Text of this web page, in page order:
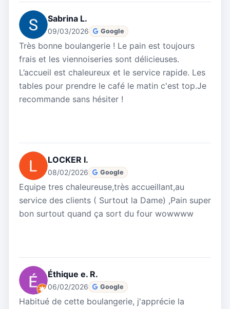
Sabrina L.
09/03/2026 Google
Très bonne boulangerie ! Le pain est toujours
frais et les viennoiseries sont délicieuses.
L’accueil est chaleureux et le service rapide. Les
tables pour prendre le café le matin c'est top.Je
recommande sans hésiter !
LOCKER I.
08/02/2026 Google
Equipe tres chaleureuse,très accueillant,au
service des clients ( Surtout la Dame) ,Pain super
bon surtout quand ça sort du four wowwww
Éthique e. R.
06/02/2026 Google
Habitué de cette boulangerie, j'apprécie la